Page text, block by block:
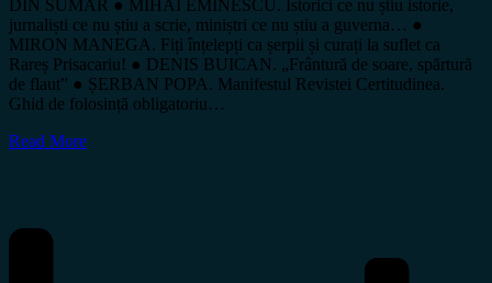
DIN SUMAR ● MIHAI EMINESCU. Istorici ce nu știu istorie,
jurnaliști ce nu știu a scrie, miniștri ce nu știu a guverna… ●
MIRON MANEGA. Fiți înțelepți ca șerpii și curați la suflet ca
Rareș Prisacariu! ● DENIS BUICAN. „Frântură de soare, spărtură
de flaut” ● ȘERBAN POPA. Manifestul Revistei Certitudinea.
Ghid de folosință obligatoriu…
Read More